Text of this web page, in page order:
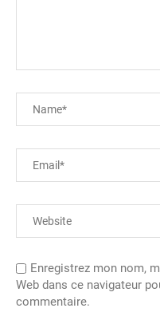
Enregistrez mon nom,
Web dans ce navigateur
commentaire.